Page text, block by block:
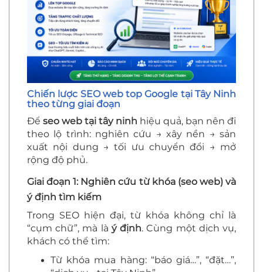
Chiến lược SEO web top Google tại Tây Ninh
theo từng giai đoạn
Để seo web tại tây ninh hiệu quả, bạn nên đi
theo lộ trình: nghiên cứu → xây nền → sản
xuất nội dung → tối ưu chuyển đổi → mở
rộng độ phủ.
Giai đoạn 1: Nghiên cứu từ khóa (seo web) và
ý định tìm kiếm
Trong SEO hiện đại, từ khóa không chỉ là
“cụm chữ”, mà là ý định. Cùng một dịch vụ,
khách có thể tìm:
Từ khóa mua hàng: “báo giá…”, “đặt…”,